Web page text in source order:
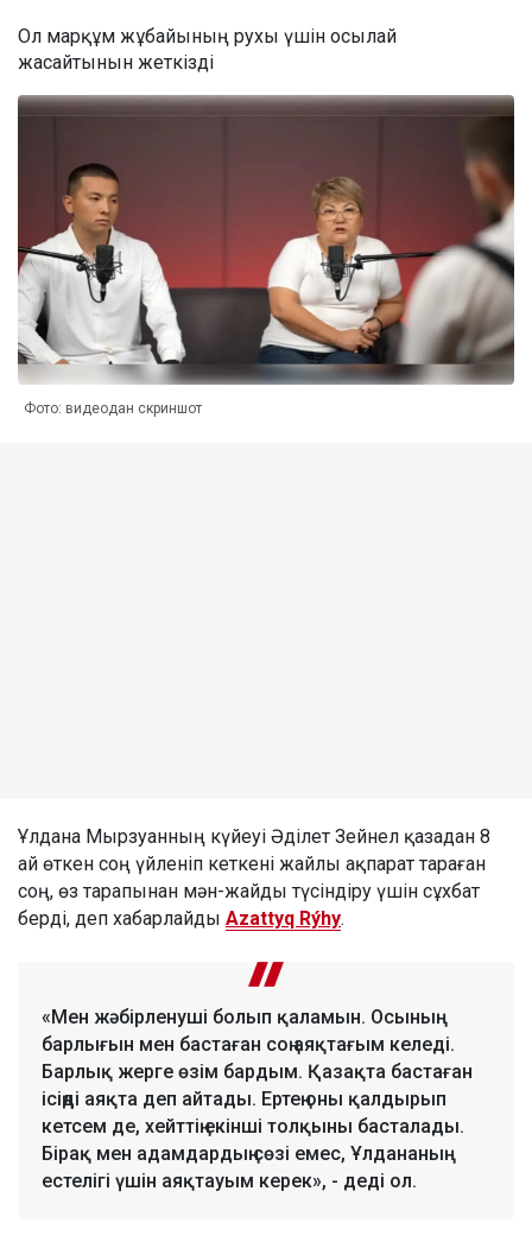
Ол марқұм жұбайының рухы үшін осылай
жасайтынын жеткізді
Фото: видеодан скриншот
Ұлдана Мырзуанның күйеуі Әділет Зейнел қазадан 8
ай өткен соң үйленіп кеткені жайлы ақпарат тараған
соң, өз тарапынан мән-жайды түсіндіру үшін сұхбат
берді, деп хабарлайды Azattyq Rýhy.
«Мен жәбірленуші болып қаламын. Осының
барлығын мен бастаған соң аяқтағым келеді.
Барлық жерге өзім бардым. Қазақта бастаған
ісіңді аяқта деп айтады. Ертең оны қалдырып
кетсем де, хейттің екінші толқыны басталады.
Бірақ мен адамдардың сөзі емес, Ұлдананың
естелігі үшін аяқтауым керек», - деді ол.